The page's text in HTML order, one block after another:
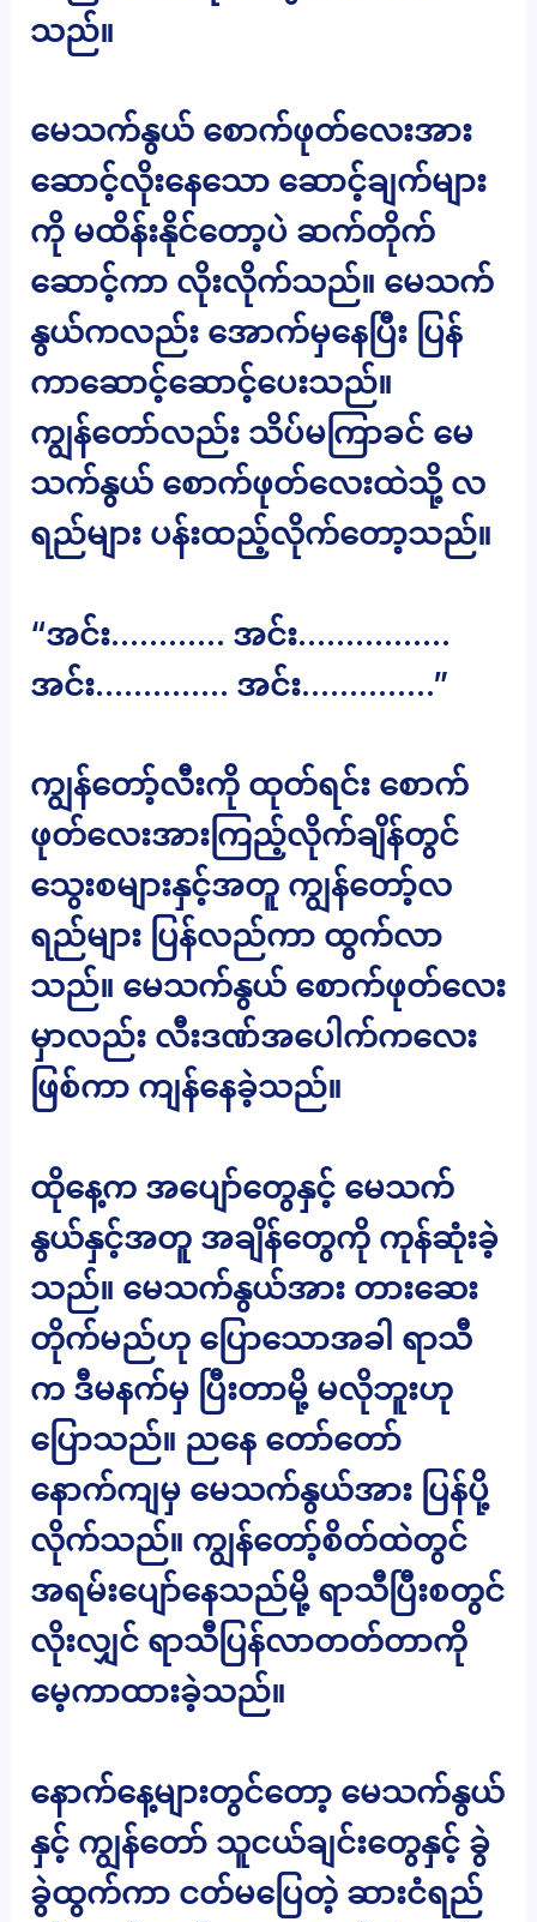
သည်။
မေသက်နွယ် စောက်ဖုတ်လေးအား
ဆောင့်လိုးနေသော ဆောင့်ချက်များ
ကို မထိန်းနိုင်တော့ပဲ ဆက်တိုက်
ဆောင့်ကာ လိုးလိုက်သည်။ မေသက်
နွယ်ကလည်း အောက်မှနေပြီး ပြန်
ကာဆောင့်ဆောင့်ပေးသည်။
ကျွန်တော်လည်း သိပ်မကြာခင် မေ
သက်နွယ် စောက်ဖုတ်လေးထဲသို့ လ
ရည်များ ပန်းထည့်လိုက်တော့သည်။
“အင်း………… အင်း…………….
အင်း………….. အင်း…………..”
ကျွန်တော့်လီးကို ထုတ်ရင်း စောက်
ဖုတ်လေးအားကြည့်လိုက်ချိန်တွင်
သွေးစများနှင့်အတူ ကျွန်တော့်လ
ရည်များ ပြန်လည်ကာ ထွက်လာ
သည်။ မေသက်နွယ် စောက်ဖုတ်လေး
မှာလည်း လီးဒဏ်အပေါက်ကလေး
ဖြစ်ကာ ကျန်နေခဲ့သည်။
ထိုနေ့က အပျော်တွေနှင့် မေသက်
နွယ်နှင့်အတူ အချိန်တွေကို ကုန်ဆုံးခဲ့
သည်။ မေသက်နွယ်အား တားဆေး
တိုက်မည်ဟု ပြောသောအခါ ရာသီ
က ဒီမနက်မှ ပြီးတာမို့ မလိုဘူးဟု
ပြောသည်။ ညနေ တော်တော်
နောက်ကျမှ မေသက်နွယ်အား ပြန်ပို့
လိုက်သည်။ ကျွန်တော့်စိတ်ထဲတွင်
အရမ်းပျော်နေသည်မို့ ရာသီပြီးစတွင်
လိုးလျှင် ရာသီပြန်လာတတ်တာကို
မေ့ကာထားခဲ့သည်။
နောက်နေ့များတွင်တော့ မေသက်နွယ်
နှင့် ကျွန်တော် သူငယ်ချင်းတွေနှင့် ခွဲ
ခွဲထွက်ကာ ငတ်မပြေတဲ့ ဆားငံရည်